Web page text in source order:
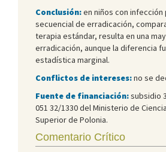
Conclusión:en niños con infección
secuencial de erradicación,
terapia estándar, resulta en una
erradicación, aunque la diferencia
estadística marginal.
Conflictos de intereses:no se
Fuente de financiación:subsidio
051 32/1330 del Ministerio de
Superior de Polonia.
Comentario Crítico